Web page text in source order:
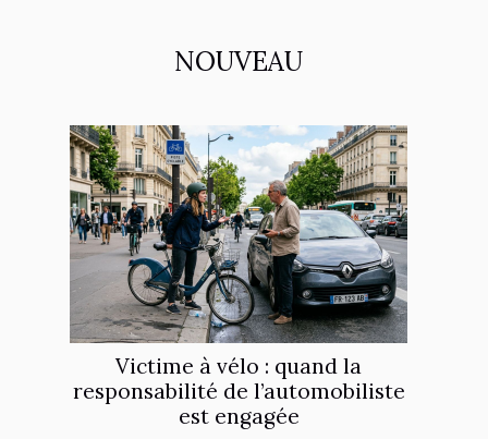
NOUVEAU
Victime à vélo : quand la
responsabilité de l’automobiliste
est engagée